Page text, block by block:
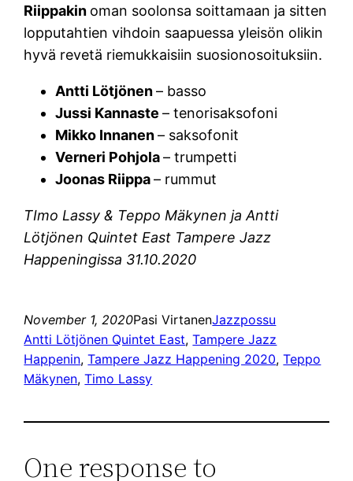
Riippakin oman soolonsa soittamaan ja sitten
lopputahtien vihdoin saapuessa yleisön olikin
hyvä revetä riemukkaisiin suosionosoituksiin.
Antti Lötjönen– basso
Jussi Kannaste– tenorisaksofoni
Mikko Innanen– saksofonit
Verneri Pohjola– trumpetti
Joonas Riippa– rummut
TImo Lassy & Teppo Mäkynen ja Antti
Lötjönen Quintet East Tampere Jazz
Happeningissa 31.10.2020
November 1, 2020Pasi VirtanenJazzpossu
Antti Lötjönen Quintet East, Tampere Jazz
Happenin, Tampere Jazz Happening 2020, Teppo
Mäkynen, Timo Lassy
One response to